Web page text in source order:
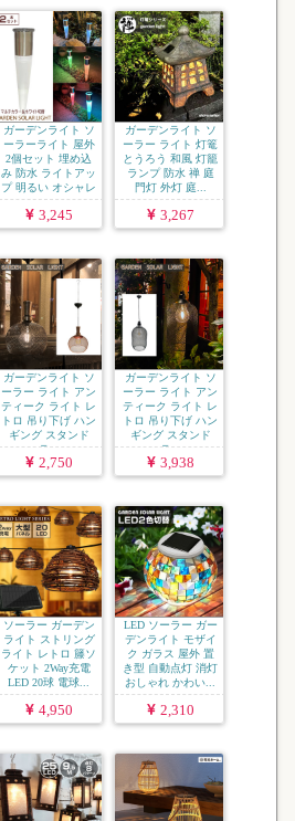
ガーデンライト ソ
ーラーライト 屋外
2個セット 埋め込
み 防水 ライトアッ
プ 明るい オシャレ
...
3,245
ガーデンライト ソ
ーラー ライト 灯篭
とうろう 和風 灯籠
ランプ 防水 禅 庭
門灯 外灯 庭...
3,267
ガーデンライト ソ
ーラー ライト アン
ティーク ライト レ
トロ 吊り下げ ハン
ギング スタンド
ラ...
2,750
ガーデンライト ソ
ーラー ライト アン
ティーク ライト レ
トロ 吊り下げ ハン
ギング スタンド
ラ...
3,938
ソーラー ガーデン
ライト ストリング
ライト レトロ 籐ソ
ケット 2Way充電
LED 20球 電球...
4,950
LED ソーラー ガー
デンライト モザイ
ク ガラス 屋外 置
き型 自動点灯 消灯
おしゃれ かわい...
2,310